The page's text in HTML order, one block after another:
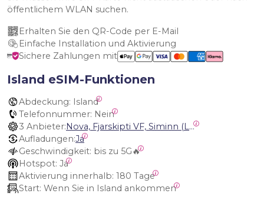
öffentlichem WLAN suchen.
Erhalten Sie den QR-Code per E-Mail
Einfache Installation und Aktivierung
Sichere Zahlungen mit
Island eSIM-Funktionen
Abdeckung: Island
Telefonnummer: Nein
3 Anbieter:
Nova, Fjarskipti VF, Siminn (Landssíminn) Iceland
Aufladungen:Ja
Geschwindigkeit: bis zu 5G🔥
Hotspot: Ja
Aktivierung innerhalb: 180 Tage
Start: Wenn Sie in Island ankommen